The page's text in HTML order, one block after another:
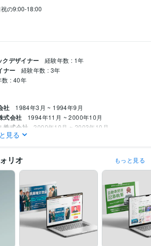
の9:00-18:00
クデザイナー 経験年数 : 1年
ナー 経験年数 : 3年
数 : 40年
社 1984年3月 ~ 1994年9月
式会社 1994年11月 ~ 2000年10月
株式会社 2000年10月 ~ 2003年10月
会社
年3月 ~ 2024年9月
レームワーク
Python:5年 Node.js:3年
ィブツール
ッドシート:10年Google スライド:10年
PowerPoint:30年Word:35年
Blender:3年Jw_cad:6年
WordPress:3年
見る
リオ もっと見る